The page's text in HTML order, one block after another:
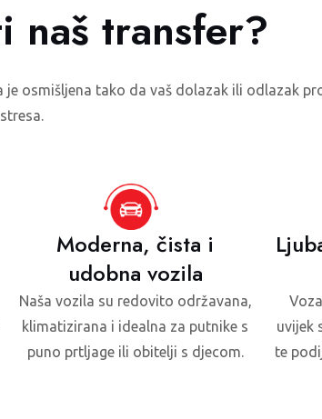
naš transfer?
osmišljena tako da vaš dolazak ili odlazak
Moderna, čista i
udobna vozila
Naša vozila su redovito održavana,
klimatizirana i idealna za putnike s
puno prtljage ili obitelji s djecom.
uvijek
te